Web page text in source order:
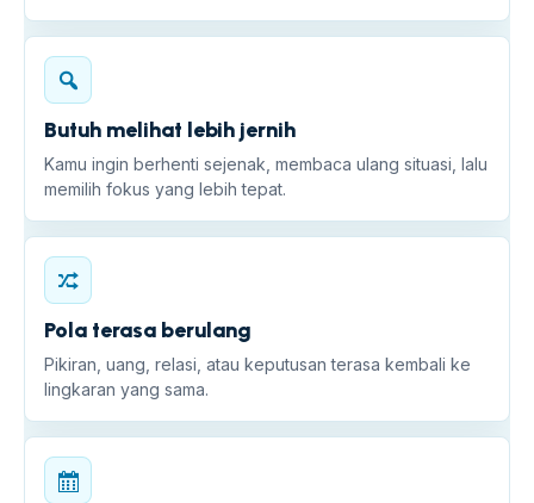
Butuh melihat lebih jernih
Kamu ingin berhenti sejenak, membaca ulang situasi, lalu
memilih fokus yang lebih tepat.
Pola terasa berulang
Pikiran, uang, relasi, atau keputusan terasa kembali ke
lingkaran yang sama.